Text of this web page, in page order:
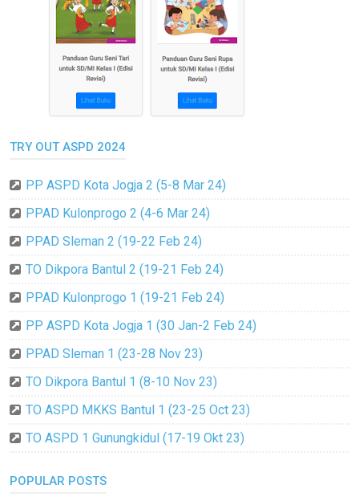
TRY OUT ASPD 2024
PP ASPD Kota Jogja 2 (5-8 Mar 24)
PPAD Kulonprogo 2 (4-6 Mar 24)
PPAD Sleman 2 (19-22 Feb 24)
TO Dikpora Bantul 2 (19-21 Feb 24)
PPAD Kulonprogo 1 (19-21 Feb 24)
PP ASPD Kota Jogja 1 (30 Jan-2 Feb 24)
PPAD Sleman 1 (23-28 Nov 23)
TO Dikpora Bantul 1 (8-10 Nov 23)
TO ASPD MKKS Bantul 1 (23-25 Oct 23)
TO ASPD 1 Gunungkidul (17-19 Okt 23)
POPULAR POSTS